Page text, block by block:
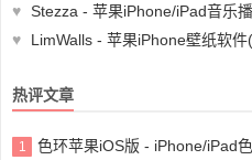
♥ Stezza - 苹果iPhone/iPad音乐
♥
LimWalls - 苹果iPhone壁纸软件
热评文章
1 色环苹果iOS版 - iPhone/iPad